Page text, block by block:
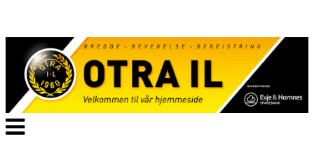
Veksle
navigasjon